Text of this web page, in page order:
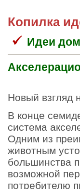
Копилка
Идеи
Новый взгляд
В конце
система
Одним из
животным
большинства
возможной
потребителю